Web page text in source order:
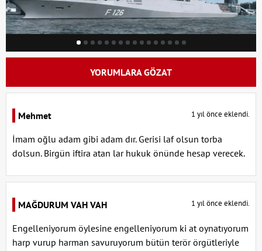
YORUMLARA GÖZAT
Mehmet 1 yıl önce eklendi.
İmam oğlu adam gibi adam dır. Gerisi laf olsun torba
dolsun. Birgün iftira atan lar hukuk önünde hesap verecek.
MAĞDURUM VAH VAH 1 yıl önce eklendi.
Engelleniyorum öylesine engelleniyorum ki at oynatıyorum
harp vurup harman savuruyorum bütün terör örgütleriyle